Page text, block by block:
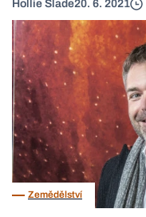
Hollie Slade20. 6. 2021
Zemědělství